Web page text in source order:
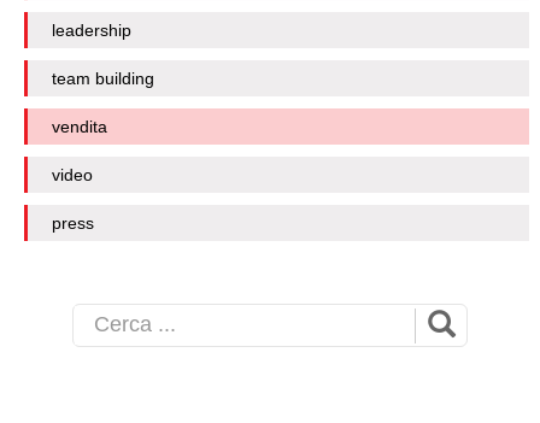
leadership
team building
vendita
video
press